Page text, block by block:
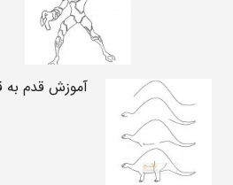
آموزش قدم به